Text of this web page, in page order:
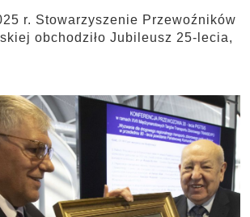
r. Stowarzyszenie Przewoźników
obchodziło Jubileusz 25-lecia,